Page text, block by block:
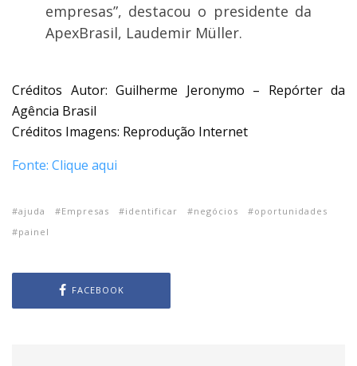
empresas”, destacou o presidente da
ApexBrasil, Laudemir Müller.
Créditos Autor: Guilherme Jeronymo – Repórter da
Agência Brasil
Créditos Imagens: Reprodução Internet
Fonte: Clique aqui
ajuda Empresas identificar negócios
oportunidades
painel
FACEBOOK